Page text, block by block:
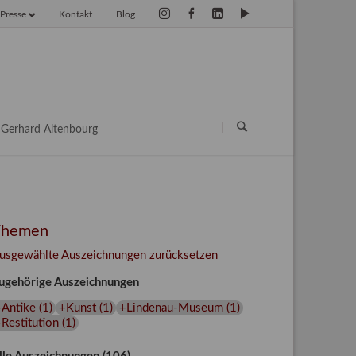
Blog
Kontakt
Presse
Gerhard Altenbourg
Auszeichnungen zurücksetzen
Auszeichnungen
(1 ) +Kunst(1 ) +Lindenau-Museum(1 )
(1 )